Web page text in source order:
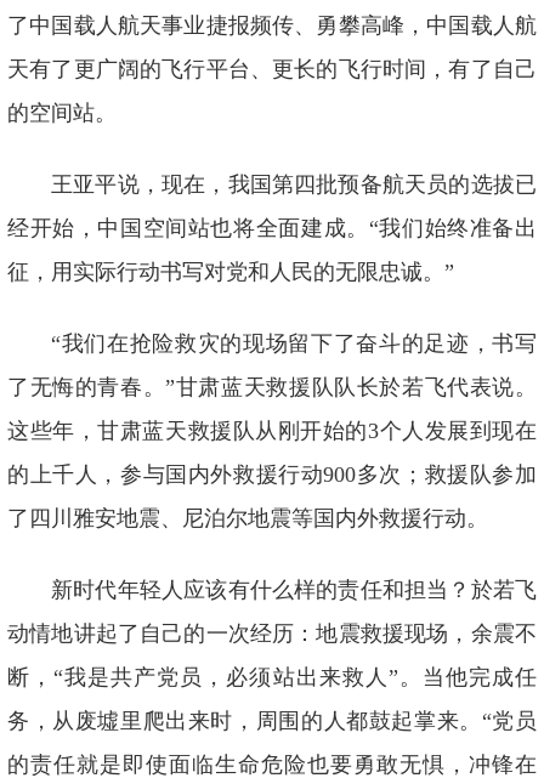
了中国载人航天事业捷报频传、勇攀高峰，中国载人航
天有了更广阔的飞行平台、更长的飞行时间，有了自己
的空间站。
王亚平说，现在，我国第四批预备航天员的选拔已
经开始，中国空间站也将全面建成。“我们始终准备出
征，用实际行动书写对党和人民的无限忠诚。”
“我们在抢险救灾的现场留下了奋斗的足迹，书写
了无悔的青春。”甘肃蓝天救援队队长於若飞代表说。
这些年，甘肃蓝天救援队从刚开始的3个人发展到现在
的上千人，参与国内外救援行动900多次；救援队参加
了四川雅安地震、尼泊尔地震等国内外救援行动。
新时代年轻人应该有什么样的责任和担当？於若飞
动情地讲起了自己的一次经历：地震救援现场，余震不
断，“我是共产党员，必须站出来救人”。当他完成任
务，从废墟里爬出来时，周围的人都鼓起掌来。“党员
的责任就是即使面临生命危险也要勇敢无惧，冲锋在